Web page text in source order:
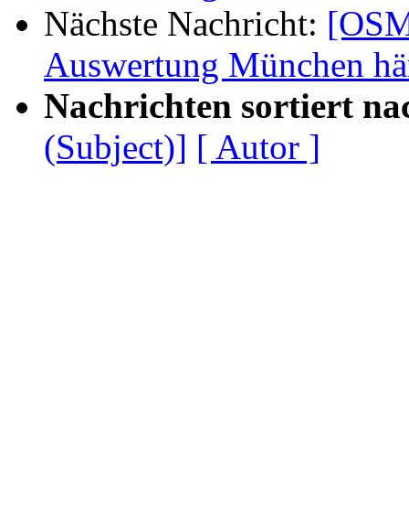
Nächste Nachricht:
Auswertung München
Nachrichten sortiert
(Subject)] [ Autor ]